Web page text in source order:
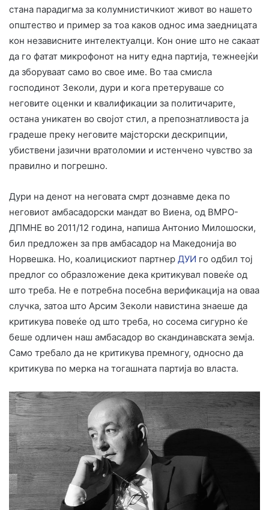
стана парадигма за колумнистичкиот живот во нашето
општество и пример за тоа каков однос има заедницата
кон независните интелектуалци. Кон оние што не сакаат
да го фатат микрофонот на ниту една партија, тежнеејќи
да зборуваат само во свое име. Во таа смисла
господинот Зеколи, дури и кога претеруваше со
неговите оценки и квалификации за политичарите,
остана уникатен во својот стил, а препознатливоста ја
градеше преку неговите мајсторски дескрипции,
убиствени јазични вратоломии и истенчено чувство за
правилно и погрешно.
Дури на денот на неговата смрт дознавме дека по
неговиот амбасадорски мандат во Виена, од ВМРО-
ДПМНЕ во 2011/12 година, напиша Антонио Милошоски,
бил предложен за прв амбасадор на Македонија во
Норвешка. Но, коалицискиот партнер ДУИ го одбил тој
предлог со образложение дека критикувал повеќе од
што треба. Не е потребна посебна верификација на оваа
случка, затоа што Арсим Зеколи навистина знаеше да
критикува повеќе од што треба, но сосема сигурно ќе
беше одличен наш амбасадор во скандинавската земја.
Само требало да не критикува премногу, односно да
критикува по мерка на тогашната партија во власта.